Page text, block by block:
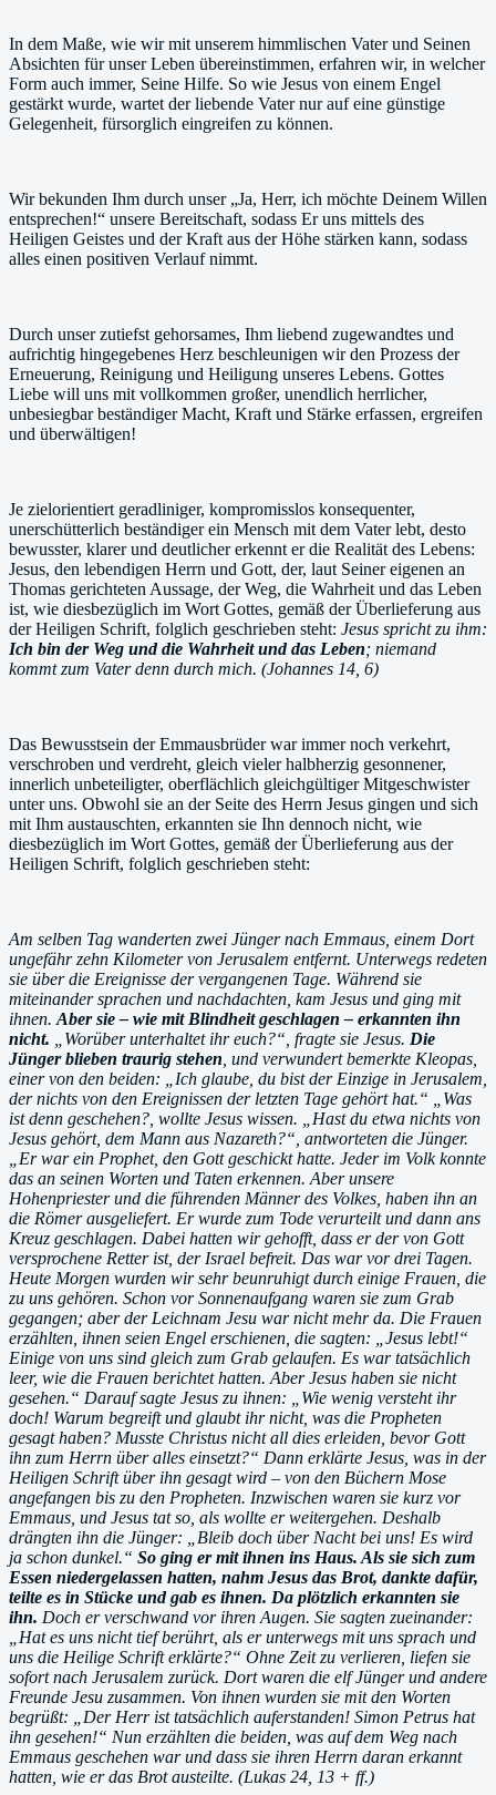
In dem Maße, wie wir mit unserem himmlischen Vater und Seinen
Absichten für unser Leben übereinstimmen, erfahren wir, in welcher
Form auch immer, Seine Hilfe. So wie Jesus von einem Engel
gestärkt wurde, wartet der liebende Vater nur auf eine günstige
Gelegenheit, fürsorglich eingreifen zu können.
Wir bekunden Ihm durch unser „Ja, Herr, ich möchte Deinem Willen
entsprechen!“ unsere Bereitschaft, sodass Er uns mittels des
Heiligen Geistes und der Kraft aus der Höhe stärken kann, sodass
alles einen positiven Verlauf nimmt.
Durch unser zutiefst gehorsames, Ihm liebend zugewandtes und
aufrichtig hingegebenes Herz beschleunigen wir den Prozess der
Erneuerung, Reinigung und Heiligung unseres Lebens. Gottes
Liebe will uns mit vollkommen großer, unendlich herrlicher,
unbesiegbar beständiger Macht, Kraft und Stärke erfassen, ergreifen
und überwältigen!
Je zielorientiert geradliniger, kompromisslos konsequenter,
unerschütterlich beständiger ein Mensch mit dem Vater lebt, desto
bewusster, klarer und deutlicher erkennt er die Realität des Lebens:
Jesus, den lebendigen Herrn und Gott, der, laut Seiner eigenen an
Thomas gerichteten Aussage, der Weg, die Wahrheit und das Leben
ist, wie diesbezüglich im Wort Gottes, gemäß der Überlieferung aus
der Heiligen Schrift, folglich geschrieben steht: Jesus spricht zu ihm:
Ich bin der Weg und die Wahrheit und das Leben; niemand
kommt zum Vater denn durch mich. (Johannes 14, 6)
Das Bewusstsein der Emmausbrüder war immer noch verkehrt,
verschroben und verdreht, gleich vieler halbherzig gesonnener,
innerlich unbeteiligter, oberflächlich gleichgültiger Mitgeschwister
unter uns. Obwohl sie an der Seite des Herrn Jesus gingen und sich
mit Ihm austauschten, erkannten sie Ihn dennoch nicht, wie
diesbezüglich im Wort Gottes, gemäß der Überlieferung aus der
Heiligen Schrift, folglich geschrieben steht:
Am selben Tag wanderten zwei Jünger nach Emmaus, einem Dort
ungefähr zehn Kilometer von Jerusalem entfernt. Unterwegs redeten
sie über die Ereignisse der vergangenen Tage. Während sie
miteinander sprachen und nachdachten, kam Jesus und ging mit
ihnen. Aber sie – wie mit Blindheit geschlagen – erkannten ihn
nicht. „Worüber unterhaltet ihr euch?“, fragte sie Jesus. Die
Jünger blieben traurig stehen , und verwundert bemerkte Kleopas,
einer von den beiden: „Ich glaube, du bist der Einzige in Jerusalem,
der nichts von den Ereignissen der letzten Tage gehört hat.“ „Was
ist denn geschehen?, wollte Jesus wissen. „Hast du etwa nichts von
Jesus gehört, dem Mann aus Nazareth?“, antworteten die Jünger.
„Er war ein Prophet, den Gott geschickt hatte. Jeder im Volk konnte
das an seinen Worten und Taten erkennen. Aber unsere
Hohenpriester und die führenden Männer des Volkes, haben ihn an
die Römer ausgeliefert. Er wurde zum Tode verurteilt und dann ans
Kreuz geschlagen. Dabei hatten wir gehofft, dass er der von Gott
versprochene Retter ist, der Israel befreit. Das war vor drei Tagen.
Heute Morgen wurden wir sehr beunruhigt durch einige Frauen, die
zu uns gehören. Schon vor Sonnenaufgang waren sie zum Grab
gegangen; aber der Leichnam Jesu war nicht mehr da. Die Frauen
erzählten, ihnen seien Engel erschienen, die sagten: „Jesus lebt!“
Einige von uns sind gleich zum Grab gelaufen. Es war tatsächlich
leer, wie die Frauen berichtet hatten. Aber Jesus haben sie nicht
gesehen.“ Darauf sagte Jesus zu ihnen: „Wie wenig versteht ihr
doch! Warum begreift und glaubt ihr nicht, was die Propheten
gesagt haben? Musste Christus nicht all dies erleiden, bevor Gott
ihn zum Herrn über alles einsetzt?“ Dann erklärte Jesus, was in der
Heiligen Schrift über ihn gesagt wird – von den Büchern Mose
angefangen bis zu den Propheten. Inzwischen waren sie kurz vor
Emmaus, und Jesus tat so, als wollte er weitergehen. Deshalb
drängten ihn die Jünger: „Bleib doch über Nacht bei uns! Es wird
ja schon dunkel.“ So ging er mit ihnen ins Haus. Als sie sich zum
Essen niedergelassen hatten, nahm Jesus das Brot, dankte dafür,
teilte es in Stücke und gab es ihnen. Da plötzlich erkannten sie
ihn. Doch er verschwand vor ihren Augen. Sie sagten zueinander:
„Hat es uns nicht tief berührt, als er unterwegs mit uns sprach und
uns die Heilige Schrift erklärte?“ Ohne Zeit zu verlieren, liefen sie
sofort nach Jerusalem zurück. Dort waren die elf Jünger und andere
Freunde Jesu zusammen. Von ihnen wurden sie mit den Worten
begrüßt: „Der Herr ist tatsächlich auferstanden! Simon Petrus hat
ihn gesehen!“ Nun erzählten die beiden, was auf dem Weg nach
Emmaus geschehen war und dass sie ihren Herrn daran erkannt
hatten, wie er das Brot austeilte. (Lukas 24, 13 + ff.)